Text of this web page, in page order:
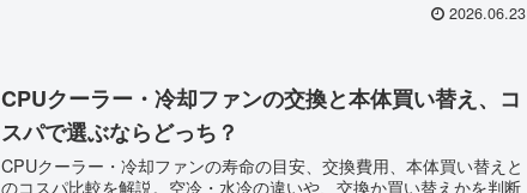
2026.06.23
CPUクーラー・冷却ファンの交換と本体買い替え、コ
スパで選ぶならどっち？
CPUクーラー・冷却ファンの寿命の目安、交換費用、本体買い替えと
のコスパ比較を解説。空冷・水冷の違いや、交換か買い替えかを判断